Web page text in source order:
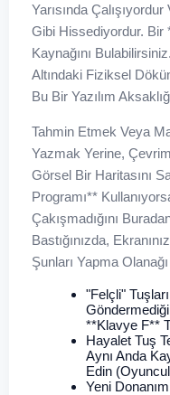
Yarısında
Gibi Hissediyordur. Bir
Kaynağını
Altındaki Fiziksel
Bu Bir Yazılım
Tahmin Etmek Veya
Yazmak Yerine,
Görsel Bir Haritasını
Programı**
Çakışmadığını
Bastığınızda,
Şunları Yapma Olanağı
"Felçli"
**klavye F**
Hayalet Tuş
Aynı Anda
Edin
Yeni